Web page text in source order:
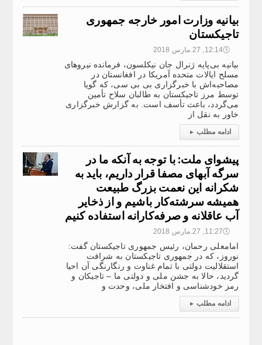
بیانیه وزارت امور خارجه جمهوری
تاجیکستان
🕔12:14, 27.مارس 2018
بیانیه بی‌پایه ژنرال جان نیکلسون، فرمانده نیرو‌های
مسلح ایالات متحده آمریکا در افغانستان در
مصاحبه‌اش با خبرگزاری بی بی سی، که گویا
توسط مرز تاجیکستان به طالبان سلاح تأمین
می‌گردد، باعث تأسف است. به گزارش خبرگزاری
خاور به نقل از
ادامه مطلب ▸
پیشوای ملت: با توجه به آنکه ما در
سرگه آبهای مصفا قرار داریم، باید به
شکرانه این نعمت بزرگ طبیعت
همیشه سرشته‌کار باشیم و از ذخایر
آب عاقلانه و صرفه‌کارانه استفاده کنیم
🕔11:27, 27.مارس 2018
امامعلی رحمان، رئیس جمهوری تاجیکستان گفت:
نوروز، که در جمهوری تاجیکستان به شرافت
استقلالیت دولتی با تمام غناوت و رنگارنگی آن احیا
گردید، حالا به جشن ملی و دولتی ما – تاجیکان و
رمز خودشناسی و افتخار ملی، وحدت و
ادامه مطلب ▸